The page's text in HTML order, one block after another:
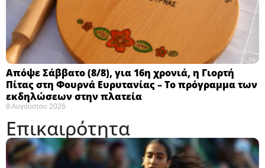
Απόψε Σάββατο (8/8), για 16η χρονιά, η Γιορτή
Πίτας στη Φουρνά Ευρυτανίας – Το πρόγραμμα των
εκδηλώσεων στην πλατεία
8 Αυγούστου 2026
Επικαιρότητα